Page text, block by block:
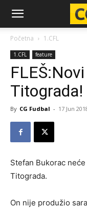
CG-
Fudbal
Početna 1.CFL
1.CFL feature
Titograda!
By CG Fudbal - 17 Jun
Stefan Bukorac
Titograda.
On nije produžio